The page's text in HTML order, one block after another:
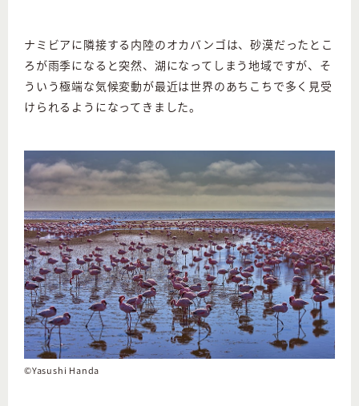
ナミビアに隣接する内陸のオカバンゴは、砂漠だったとこ
ろが雨季になると突然、湖になってしまう地域ですが、そ
ういう極端な気候変動が最近は世界のあちこちで多く見受
けられるようになってきました。
©Yasushi Handa